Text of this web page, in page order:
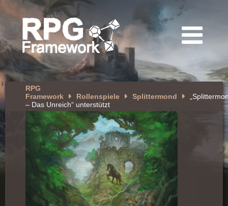
RPG
Framework
Rollenspiele Splittermond
– Das Unreich“ unterstützt